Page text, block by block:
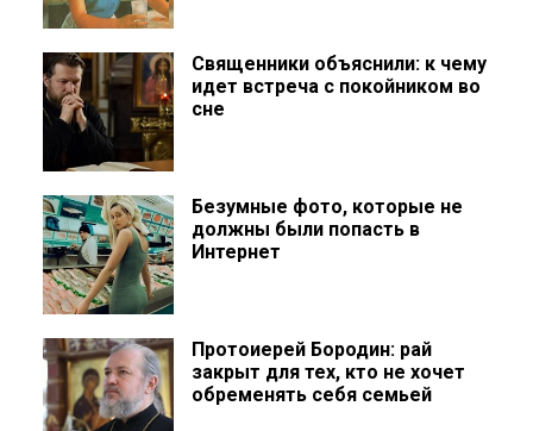
Священники объяснили: к чему
идет встреча с покойником во
сне
Безумные фото, которые не
должны были попасть в
Интернет
Протоиерей Бородин: рай
закрыт для тех, кто не хочет
обременять себя семьей